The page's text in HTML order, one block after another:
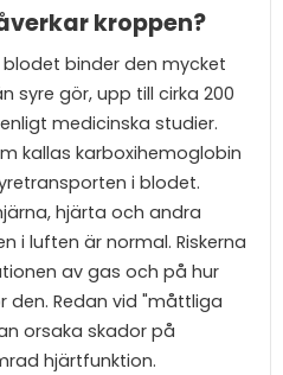
kroppen?
binder den mycket
syre gör, upp till cirka 200
medicinska studier.
kallas karboxihemoglobin
i blodet.
hjärta och andra
i luften är normal. Riskerna
av gas och på hur
den. Redan vid "måttliga
orsaka skador på
hjärtfunktion.